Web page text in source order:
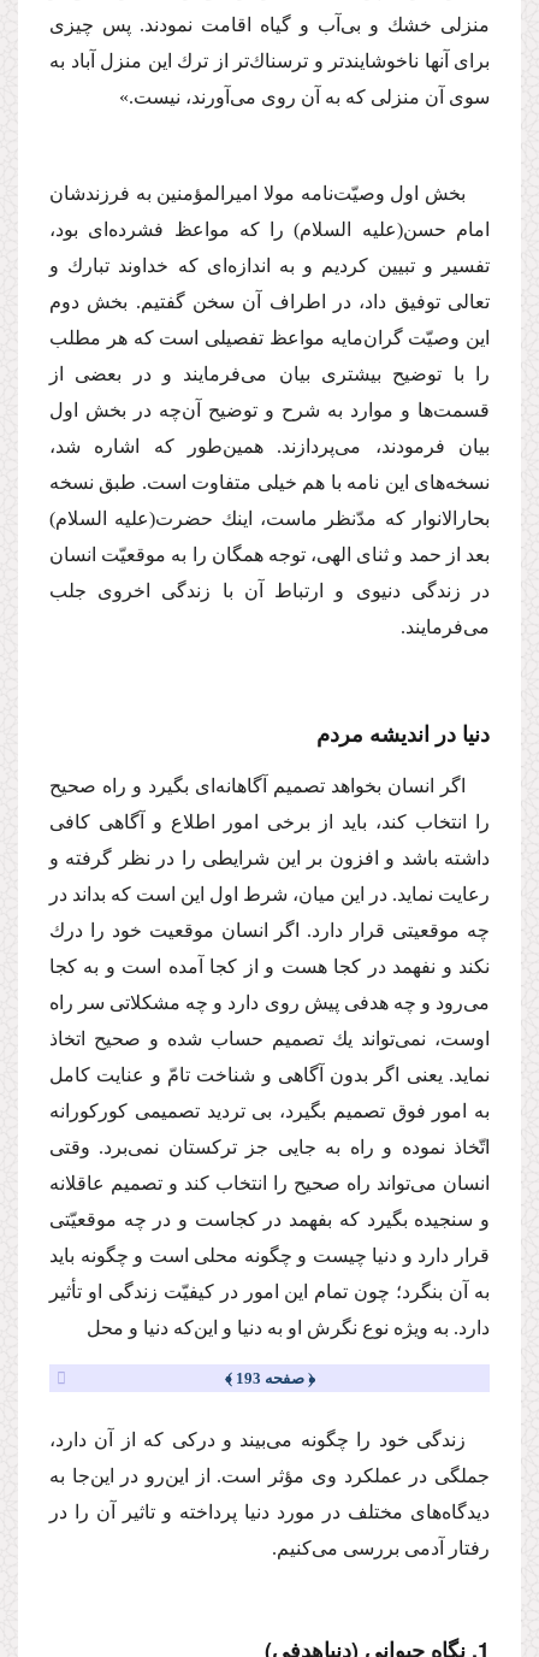
منزلى خشك و بى‌آب و گیاه اقامت نمودند. پس چیزى
براى آنها ناخوشایندتر و ترسناك‌تر از ترك این منزل آباد به
سوى آن منزلى كه به آن روى مى‌آورند، نیست.»
بخش اول وصیّت‌نامه مولا امیرالمؤمنین به فرزندشان
امام حسن(علیه السلام)را كه مواعظ فشرده‌اى بود،
تفسیر و تبیین كردیم و به اندازه‌اى كه خداوند تبارك و
تعالى توفیق داد، در اطراف آن سخن گفتیم. بخش دوم
این وصیّت گران‌مایه مواعظ تفصیلى است كه هر مطلب
را با توضیح بیشترى بیان مى‌فرمایند و در بعضى از
قسمت‌ها و موارد به شرح و توضیح آن‌چه در بخش اول
بیان فرمودند، مى‌پردازند. همین‌طور كه اشاره شد،
نسخه‌هاى این نامه با هم خیلى متفاوت است. طبق نسخه
بحارالانوار كه مدّنظر ماست، اینك حضرت(علیه السلام)
بعد از حمد و ثناى الهى، توجه همگان را به موقعیّت انسان
در زندگى دنیوى و ارتباط آن با زندگى اخروى جلب
مى‌فرمایند.
دنیا در اندیشه مردم
اگر انسان بخواهد تصمیم آگاهانه‌اى بگیرد و راه صحیح
را انتخاب كند، باید از برخى امور اطلاع و آگاهى كافى
داشته باشد و افزون بر این شرایطى را در نظر گرفته و
رعایت نماید. در این میان، شرط اول این است كه بداند در
چه موقعیتى قرار دارد. اگر انسان موقعیت خود را درك
نكند و نفهمد در كجا هست و از كجا آمده است و به كجا
مى‌رود و چه هدفى پیش روى دارد و چه مشكلاتى سر راه
اوست، نمى‌تواند یك تصمیم حساب شده و صحیح اتخاذ
نماید. یعنى اگر بدون آگاهى و شناخت تامّ و عنایت كامل
به امور فوق تصمیم بگیرد، بى تردید تصمیمى كوركورانه
اتّخاذ نموده و راه به جایى جز تركستان نمى‌برد. وقتى
انسان مى‌تواند راه صحیح را انتخاب كند و تصمیم عاقلانه
و سنجیده بگیرد كه بفهمد در كجاست و در چه موقعیّتى
قرار دارد و دنیا چیست و چگونه محلى است و چگونه باید
به آن بنگرد؛ چون تمام این امور در كیفیّت زندگى او تأثیر
دارد. به ویژه نوع نگرش او به دنیا و این‌كه دنیا و محل
﴿ صفحه 193 ﴾
زندگى خود را چگونه مى‌بیند و دركى كه از آن دارد،
جملگى در عملكرد وى مؤثر است. از این‌رو در این‌جا به
دیدگاه‌هاى مختلف در مورد دنیا پرداخته و تاثیر آن را در
رفتار آدمى بررسى مى‌كنیم.
1. نگاه حیوانى (دنیاهدفى)